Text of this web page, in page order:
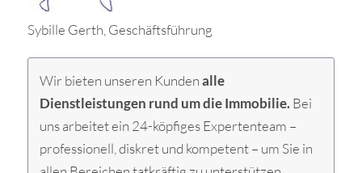
Sybille Gerth, Geschäftsführung
Wir bieten unseren Kundenalle
Dienstleistungen rund um die Immobilie.Bei
uns arbeitet ein 24-köpfigesExpertenteam –
professionell, diskret und kompetent – um Sie in